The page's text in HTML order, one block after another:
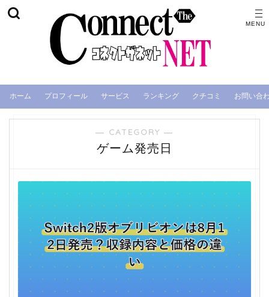
ホーム プロフィール サービス ランキング クチコミ お問い合
― CATEGORY ―
ゲーム発売日